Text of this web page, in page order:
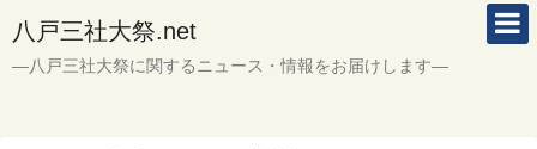
八戸三社大祭.net
―八戸三社大祭に関するニュース・情報をお届けします―